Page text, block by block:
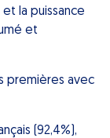
la puissance
et
premières avec
(92,4%),